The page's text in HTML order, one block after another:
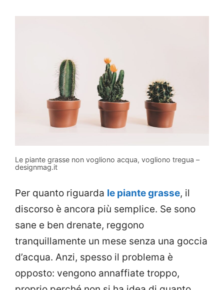
Le piante grasse non vogliono acqua, vogliono tregua –
designmag.it
Per quanto riguarda le piante grasse, il
discorso è ancora più semplice. Se sono
sane e ben drenate, reggono
tranquillamente un mese senza una goccia
d’acqua. Anzi, spesso il problema è
opposto: vengono annaffiate troppo,